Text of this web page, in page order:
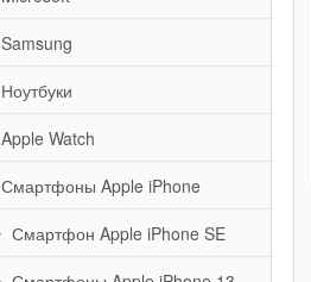
Samsung
Ноутбуки
Apple Watch
Смартфоны Apple iPhone
Смартфон Apple iPhone SE